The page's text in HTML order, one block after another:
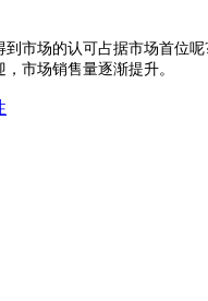
场的认可占据市场首位
市场销售量逐渐提升。